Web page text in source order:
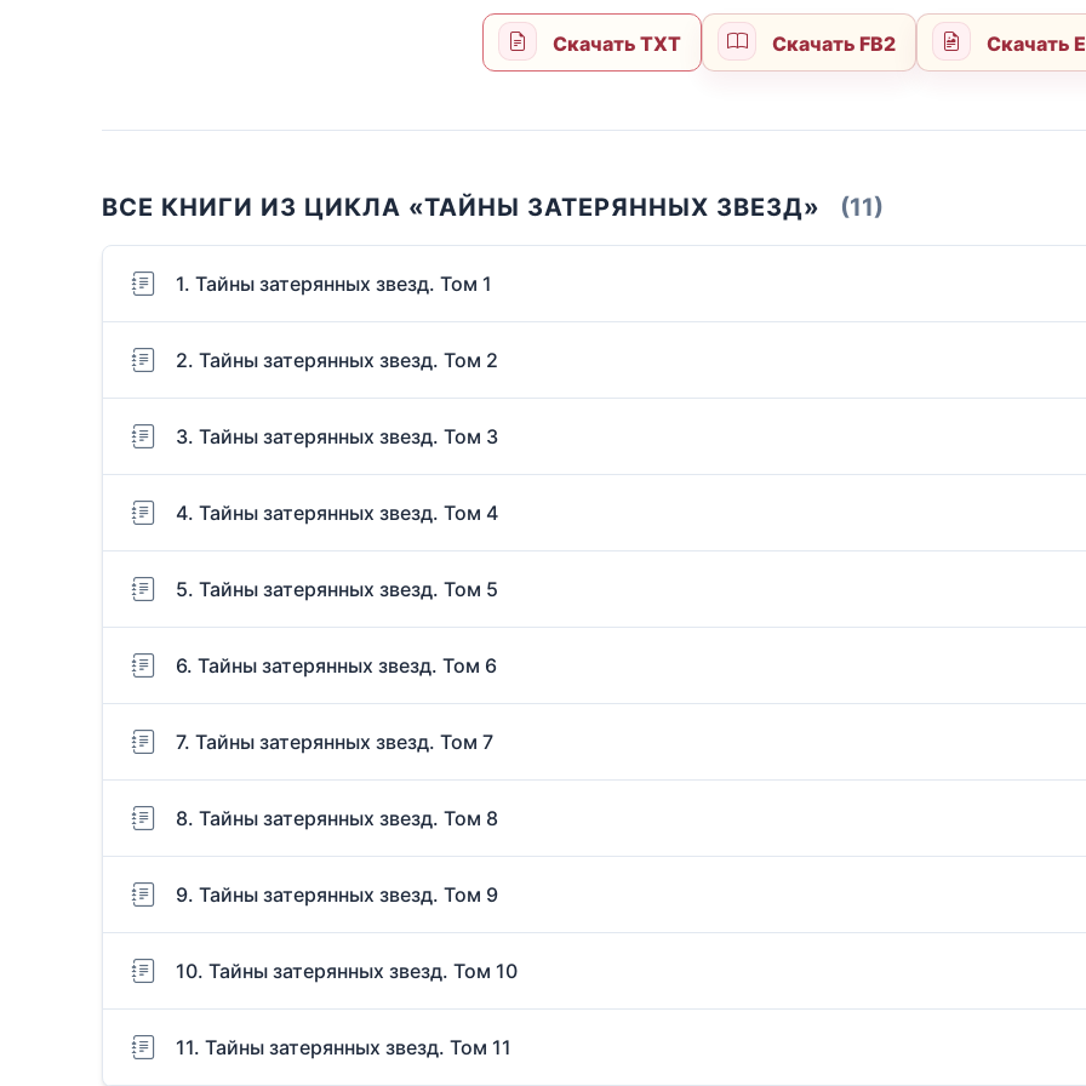
Скачать TXT Скачать FB2 Скачать
ВСЕ КНИГИ ИЗ ЦИКЛА «ТАЙНЫ ЗАТЕРЯННЫХ ЗВЕЗД» (11)
1. Тайны затерянных звезд. Том 1
2. Тайны затерянных звезд. Том 2
3. Тайны затерянных звезд. Том 3
4. Тайны затерянных звезд. Том 4
5. Тайны затерянных звезд. Том 5
6. Тайны затерянных звезд. Том 6
7. Тайны затерянных звезд. Том 7
8. Тайны затерянных звезд. Том 8
9. Тайны затерянных звезд. Том 9
10. Тайны затерянных звезд. Том 10
11. Тайны затерянных звезд. Том 11